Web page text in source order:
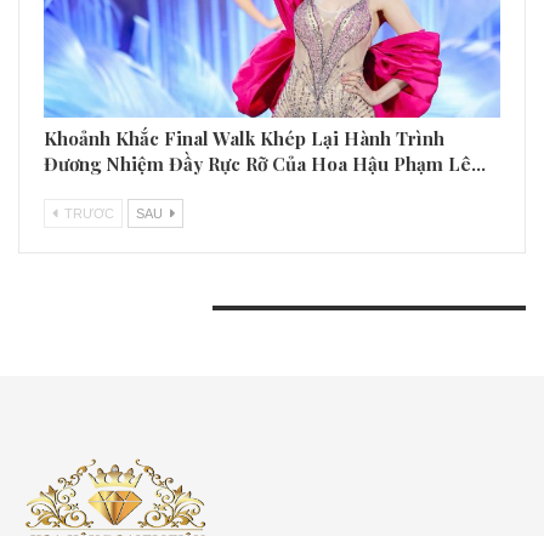
Khoảnh Khắc Final Walk Khép Lại Hành Trình
Đương Nhiệm Đầy Rực Rỡ Của Hoa Hậu Phạm Lê…
TRƯƠC SAU